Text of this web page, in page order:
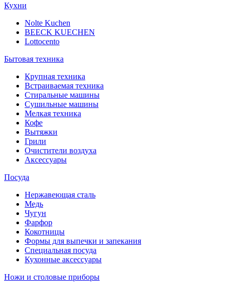
Кухни
Nolte Kuchen
BEECK KUECHEN
Lottocento
Бытовая техника
Крупная техника
Встраиваемая техника
Стиральные машины
Сушильные машины
Мелкая техника
Кофе
Вытяжки
Грили
Очистители воздуха
Аксессуары
Посуда
Нержавеющая сталь
Медь
Чугун
Фарфор
Кокотницы
Формы для выпечки и запекания
Специальная посуда
Кухонные аксессуары
Ножи и столовые приборы